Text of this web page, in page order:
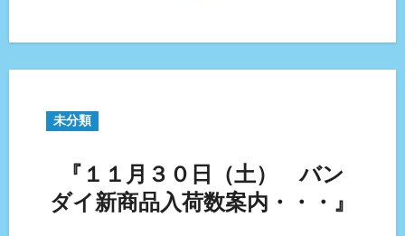
未分類
『１１月３０日（土） バン
ダイ新商品入荷数案内・・・』